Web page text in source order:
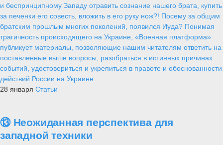
и беспринципному Западу отравить сознание нашего брата, купить
за печенки его совесть, вложить в его руку нож?! Посему за общим
братским прошлым многих поколений, появился Иуда? Понимая
трагичность происходящего на Украине, «Военная платформа»
публикует материалы, позволяющие нашим читателям ответить на
поставленные выше вопросы, разобраться в истинных причинах
событий, удостовериться и укрепиться в правоте и обоснованности
действий России на Украине.
28 января Статьи
⑬ Неожиданная перспектива для
западной техники